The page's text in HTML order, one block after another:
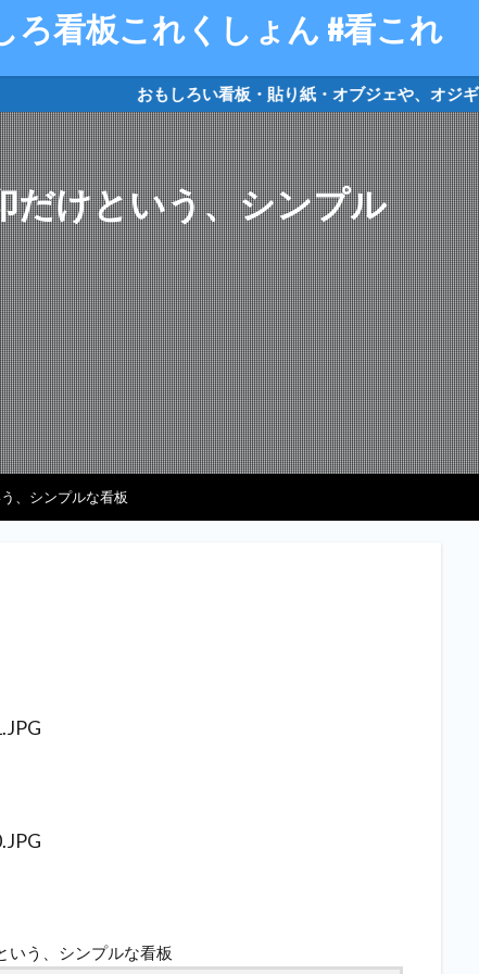
おもしろい看板・貼り紙・オブジェや
だけという、シンプル
、シンプルな看板
いう、シンプルな看板
トイレマーク オジギビト
検索